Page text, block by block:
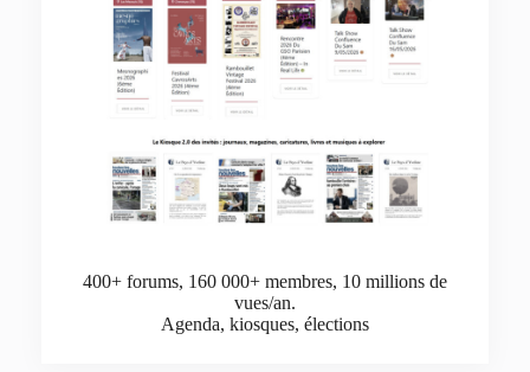
400+ forums, 160 000+ membres, 10 millions de
vues/an.
Agenda, kiosques, élections